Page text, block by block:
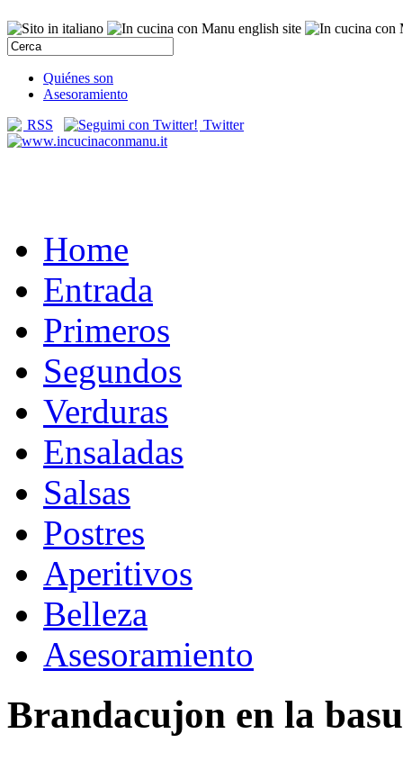
Quiénes son
Asesoramiento
RSS
Twitter
Home
Entrada
Primeros
Segundos
Verduras
Ensaladas
Salsas
Postres
Aperitivos
Belleza
Asesoramiento
Brandacujon en la